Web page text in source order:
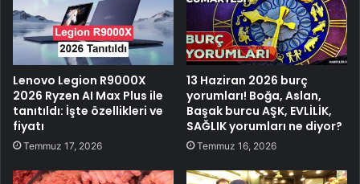
Lenovo Legion R9000X
2026 Ryzen AI Max Plus ile
tanıtıldı: İşte özellikleri ve
fiyatı
Temmuz 17, 2026
13 Haziran 2026 burç
yorumları! Boğa, Aslan,
Başak burcu AŞK, EVLİLİK,
SAĞLIK yorumları ne diyor?
Temmuz 16, 2026